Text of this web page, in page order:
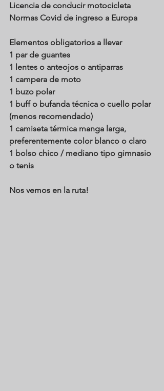
Licencia de conducir motocicleta
Normas Covid de ingreso a Europa
Elementos obligatorios a llevar
1 par de guantes
1 lentes o anteojos o antiparras
1 campera de moto
1 buzo polar
1 buff o bufanda técnica o cuello polar
(menos recomendado)
1 camiseta térmica manga larga,
preferentemente color blanco o claro
1 bolso chico / mediano tipo gimnasio
o tenis
Nos vemos en la ruta!